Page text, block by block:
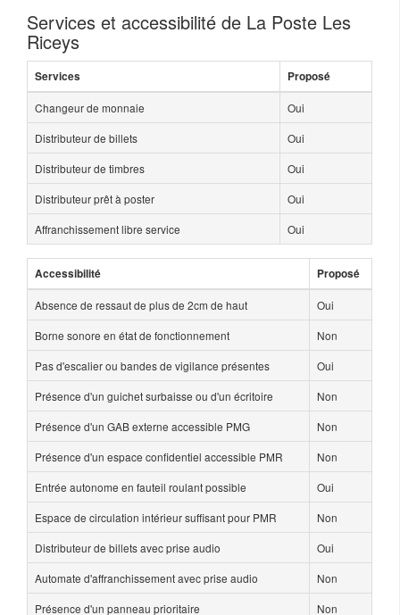
Services et accessibilité de La Poste Les
Riceys
Services Proposé
Changeur de monnaie
Oui
Distributeur de billets
Oui
Distributeur de timbres
Oui
Distributeur prêt à poster
Oui
Affranchissement libre service
Oui
Accessibilité Proposé
Absence de ressaut de plus de 2cm de haut
Oui
Borne sonore en état de fonctionnement
Non
Pas d'escalier ou bandes de vigilance présentes
Oui
Présence d'un guichet surbaisse ou d'un écritoire
Non
Présence d'un GAB externe accessible PMG
Non
Présence d'un espace confidentiel accessible PMR
Non
Entrée autonome en fauteil roulant possible
Oui
Espace de circulation intérieur suffisant pour PMR
Non
Distributeur de billets avec prise audio
Oui
Automate d'affranchissement avec prise audio
Non
Présence d'un panneau prioritaire
Non